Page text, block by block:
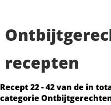
recepten
Recept 22 - 42 van de in
categorie